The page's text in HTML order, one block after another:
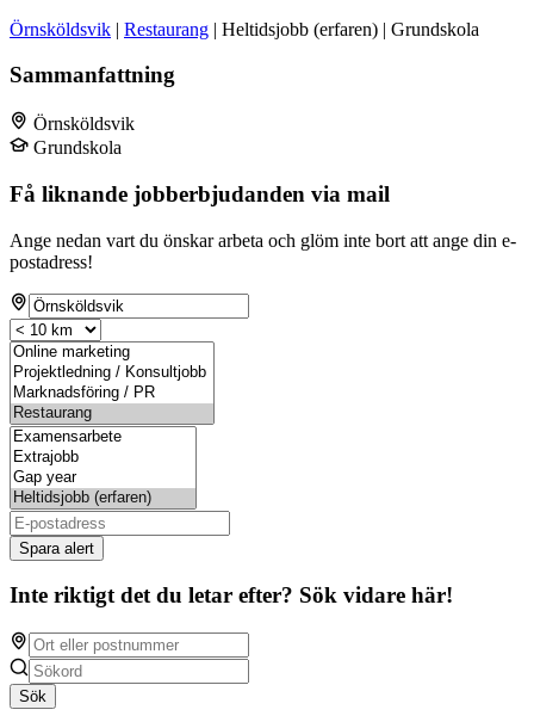
Örnsköldsvik | Restaurang | Heltidsjobb (erfaren) | Grundskola
Sammanfattning
Örnsköldsvik
Grundskola
Få liknande jobberbjudanden via mail
Ange nedan vart du önskar arbeta och glöm inte bort att ange din e-
postadress!
Spara alert
Inte riktigt det du letar efter? Sök vidare här!
Sök